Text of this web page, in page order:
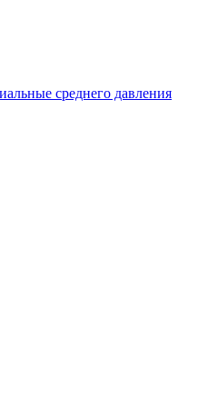
среднего давления